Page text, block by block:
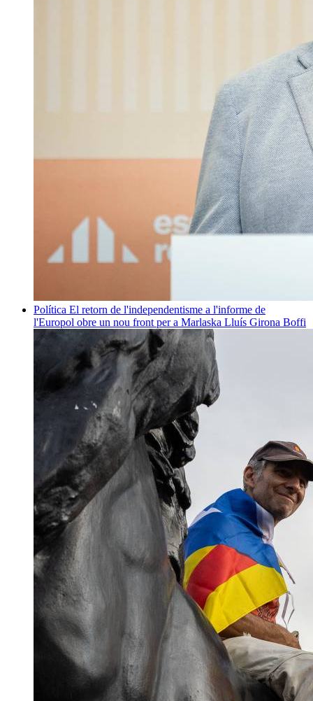
Política El retorn de l'independentisme a l'informe de
l'Europol obre un nou front per a Marlaska Lluís Girona Boffi